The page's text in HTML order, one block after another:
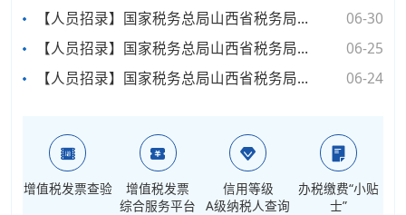
【人员招录】国家税务总局山西省税务局系统所属事业单位2026年公开招聘工作人员体检考察递补公告（二）
06-30
【人员招录】国家税务总局山西省税务局系统所属事业单位2026年公开招聘工作人员体检考察递补公告
06-25
【人员招录】国家税务总局山西省税务局系统所属事业单位2026年公开招聘工作人员体检考察公告
06-24
增值税发票查验
增值税发票
综合服务平台
信用等级
A级纳税人查询
办税缴费“小贴
士”